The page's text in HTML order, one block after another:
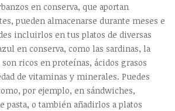
en conserva, que aportan
pueden almacenarse durante meses e
incluirlos en tus platos de diversas
en conserva, como las sardinas, la
ricos en proteínas, ácidos grasos
de vitaminas y minerales. Puedes
por ejemplo, en sándwiches,
pasta, o también añadirlos a platos